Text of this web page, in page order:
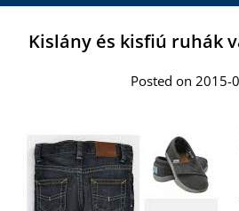
Kislány és kisfiú ruhák
Posted on 2015-